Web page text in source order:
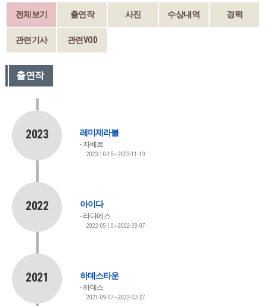
전체보기 출연작 사진 수상내역 경력
관련기사 관련VOD
출연작
2023 레미제라블
자베르
2023-10-15~2023-11-19
2022 아이다
라다메스
2022-05-10~2022-08-07
2021 하데스타운
하데스
2021-09-07~2022-02-27